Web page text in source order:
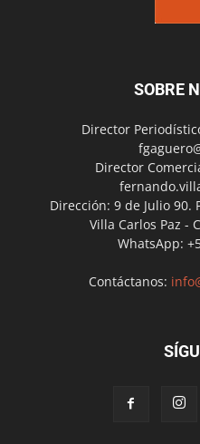
SOBRE
Director
Director
Dirección: 9 de Julio 90.
Villa Carlos Paz -
WhatsApp:
Contáctanos: